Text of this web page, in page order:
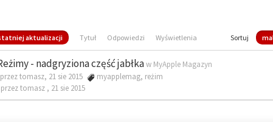
aktualizacji Tytuł Odpowiedzi Wyświetlenia Sortuj
- nadgryziona część jabłkaw MyApple Magazyn
tomasz, 21 sie 2015
myapplemag, reżim
tomasz , 21 sie 2015